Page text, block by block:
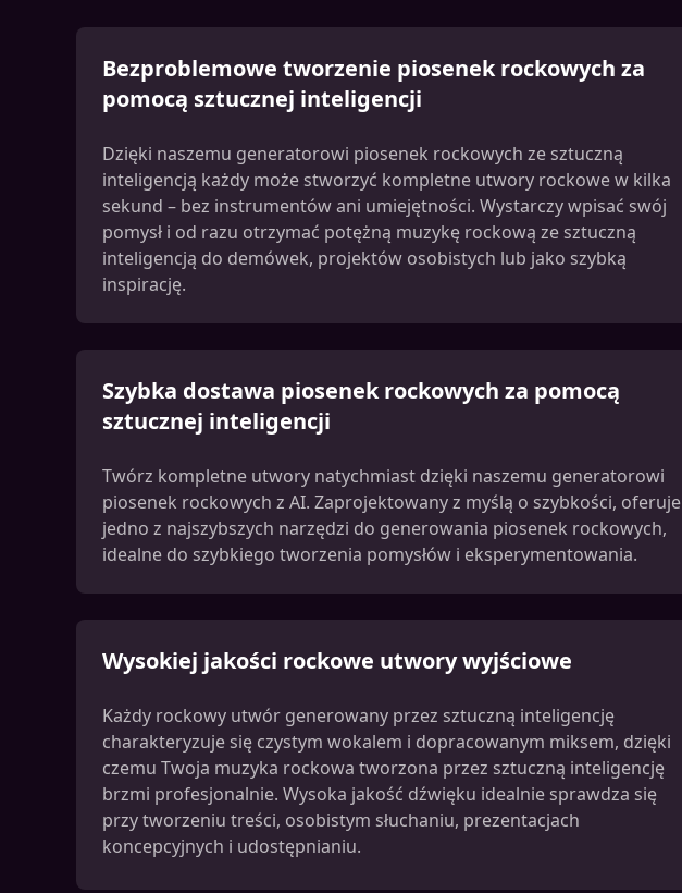
Bezproblemowe tworzenie piosenek rockowych za
pomocą sztucznej inteligencji
Dzięki naszemu generatorowi piosenek rockowych ze sztuczną
inteligencją każdy może stworzyć kompletne utwory rockowe w kilka
sekund – bez instrumentów ani umiejętności. Wystarczy wpisać swój
pomysł i od razu otrzymać potężną muzykę rockową ze sztuczną
inteligencją do demówek, projektów osobistych lub jako szybką
inspirację.
Szybka dostawa piosenek rockowych za pomocą
sztucznej inteligencji
Twórz kompletne utwory natychmiast dzięki naszemu generatorowi
piosenek rockowych z AI. Zaprojektowany z myślą o szybkości, oferuje
jedno z najszybszych narzędzi do generowania piosenek rockowych,
idealne do szybkiego tworzenia pomysłów i eksperymentowania.
Wysokiej jakości rockowe utwory wyjściowe
Każdy rockowy utwór generowany przez sztuczną inteligencję
charakteryzuje się czystym wokalem i dopracowanym miksem, dzięki
czemu Twoja muzyka rockowa tworzona przez sztuczną inteligencję
brzmi profesjonalnie. Wysoka jakość dźwięku idealnie sprawdza się
przy tworzeniu treści, osobistym słuchaniu, prezentacjach
koncepcyjnych i udostępnianiu.